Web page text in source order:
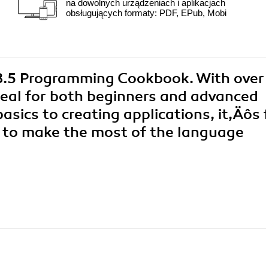
na dowolnych urządzeniach i aplikacjach
obsługujących formaty: PDF, EPub, Mobi
Programming Cookbook. With over
for both beginners and advanced
to creating applications, it‚Äôs
make the most of the language